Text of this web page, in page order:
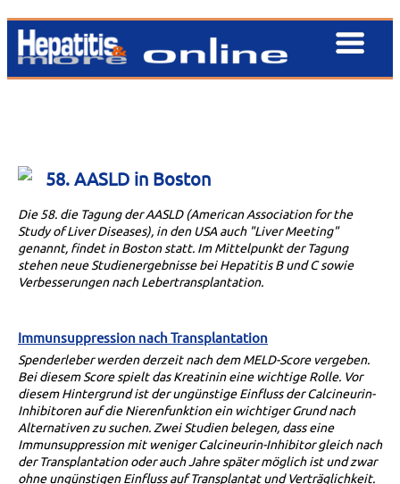
58. AASLD in Boston
Die 58. die Tagung der AASLD (American Association for the
Study of Liver Diseases), in den USA auch "Liver Meeting"
genannt, findet in Boston statt. Im Mittelpunkt der Tagung
stehen neue Studienergebnisse bei Hepatitis B und C sowie
Verbesserungen nach Lebertransplantation.
Immunsuppression nach Transplantation
Spenderleber werden derzeit nach dem MELD-Score vergeben.
Bei diesem Score spielt das Kreatinin eine wichtige Rolle. Vor
diesem Hintergrund ist der ungünstige Einfluss der Calcineurin-
Inhibitoren auf die Nierenfunktion ein wichtiger Grund nach
Alternativen zu suchen. Zwei Studien belegen, dass eine
Immunsuppression mit weniger Calcineurin-Inhibitor gleich nach
der Transplantation oder auch Jahre später möglich ist und zwar
ohne ungünstigen Einfluss auf Transplantat und Verträglichkeit.